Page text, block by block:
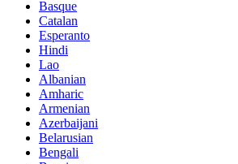
Basque
Catalan
Esperanto
Hindi
Lao
Albanian
Amharic
Armenian
Azerbaijani
Belarusian
Bengali